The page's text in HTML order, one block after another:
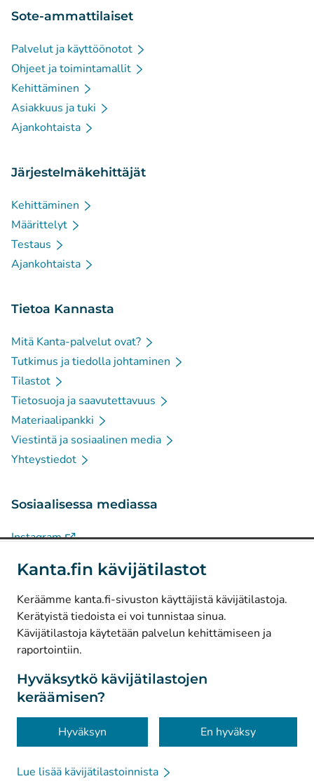
Kanta.fin kävijätilastot
Keräämme kanta.fi-sivuston käyttäjistä kävijätilastoja.
Kerätyistä tiedoista ei voi tunnistaa sinua.
Kävijätilastoja käytetään palvelun kehittämiseen ja
raportointiin.
Hyväksytkö kävijätilastojen
keräämisen?
Hyväksyn En hyväksy
Lue lisää kävijätilastoinnista
Sote-ammattilaiset
Palvelut ja käyttöönotot
Ohjeet ja toimintamallit
Kehittäminen
Asiakkuus ja tuki
Ajankohtaista
Järjestelmäkehittäjät
Kehittäminen
Määrittelyt
Testaus
Ajankohtaista
Tietoa Kannasta
Mitä Kanta-palvelut ovat?
Tutkimus ja tiedolla johtaminen
Tilastot
Tietosuoja ja saavutettavuus
Materiaalipankki
Viestintä ja sosiaalinen media
Yhteystiedot
Sosiaalisessa mediassa
Instagram(Avautuu uuteen välilehteen)
Facebook(Avautuu uuteen välilehteen)
© Kanta-Palvelut, Kansaneläkelaitos
Tietosuoja
Tietoa sivustosta
Saavutettavuus
Evästeet